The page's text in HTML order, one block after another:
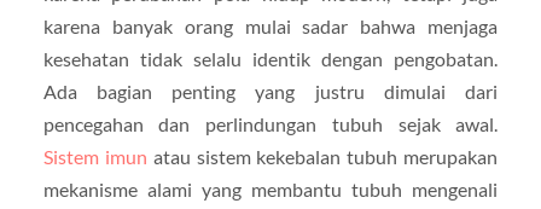
karena banyak orang mulai sadar bahwa menjaga
kesehatan tidak selalu identik dengan pengobatan.
Ada bagian penting yang justru dimulai dari
pencegahan dan perlindungan tubuh sejak awal.
Sistem imun atau sistem kekebalan tubuh merupakan
mekanisme alami yang membantu tubuh mengenali